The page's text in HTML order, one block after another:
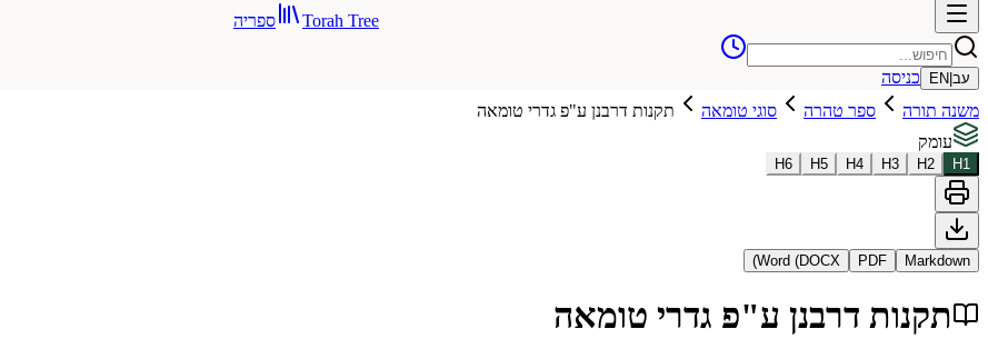
Torah Tree ספריה
עב EN
כניסה
משנה תורה
ספר טהרה סוגי טומאה
תקנות דרבנן ע"פ גדרי טומאה
עומק
H1
H2
H3
H4
H5
H6
Markdown
PDF
Word (DOCX)
תקנות דרבנן ע"פ גדרי טומאה